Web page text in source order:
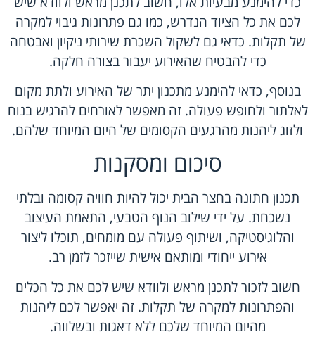
לכם את כל הציוד הנדרש, כמו גם פתרונות גיבוי למקרה
של תקלות. כדאי גם לשקול השכרת שירותי ניקיון ואבטחה
כדי להבטיח שהאירוע יעבור בצורה חלקה.
בנוסף, כדאי להימנע מתכנון יתר של האירוע ולתת מקום
לאלתור ולחופש פעולה. זה מאפשר לאורחים להרגיש בנוח
ולזוג ליהנות מהרגעים הקסומים של היום המיוחד שלהם.
סיכום ומסקנות
תכנון חתונה בחצר הבית יכול להיות חוויה קסומה ובלתי
נשכחת. על ידי שילוב הנוף הטבעי, התאמת העיצוב
והלוגיסטיקה, ושיתוף פעולה עם מומחים, תוכלו ליצור
אירוע ייחודי ומותאם אישית שייזכר לזמן רב.
חשוב לזכור לתכנן מראש ולוודא שיש לכם את כל הכלים
והפתרונות למקרה של תקלות. זה יאפשר לכם ליהנות
מהיום המיוחד שלכם ללא דאגות ובשלווה.